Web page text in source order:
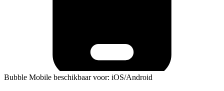
Bubble Mobile beschikbaar voor: iOS/Android